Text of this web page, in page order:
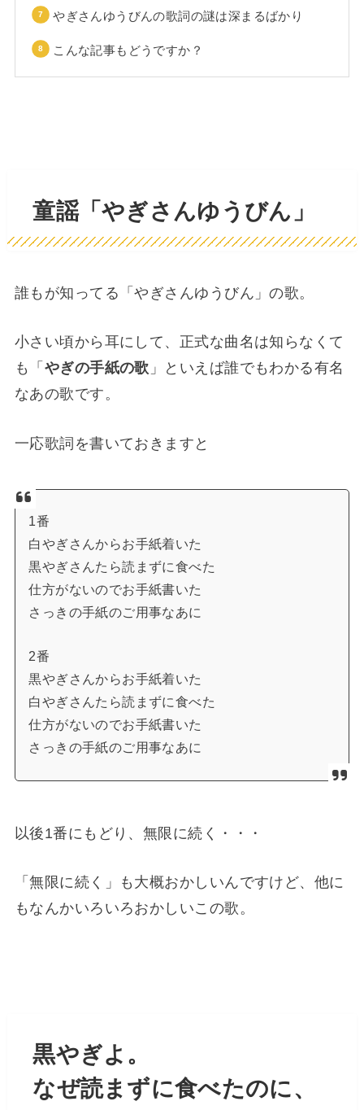
やぎさんゆうびんの歌詞の謎は深まるばかり
こんな記事もどうですか？
童謡「やぎさんゆうびん」
誰もが知ってる「やぎさんゆうびん」の歌。
小さい頃から耳にして、正式な曲名は知らなくて
も「 やぎの手紙の歌 」といえば誰でもわかる有名
なあの歌です。
一応歌詞を書いておきますと
1番
白やぎさんからお手紙着いた
黒やぎさんたら読まずに食べた
仕方がないのでお手紙書いた
さっきの手紙のご用事なあに
2番
黒やぎさんからお手紙着いた
白やぎさんたら読まずに食べた
仕方がないのでお手紙書いた
さっきの手紙のご用事なあに
以後1番にもどり、無限に続く・・・
「無限に続く」も大概おかしいんですけど、他に
もなんかいろいろおかしいこの歌。
黒やぎよ。
なぜ読まずに食べたのに、